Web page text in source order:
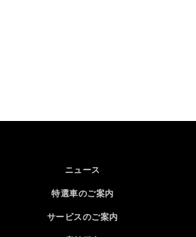
ニュース
特選車のご案内
サービスのご案内